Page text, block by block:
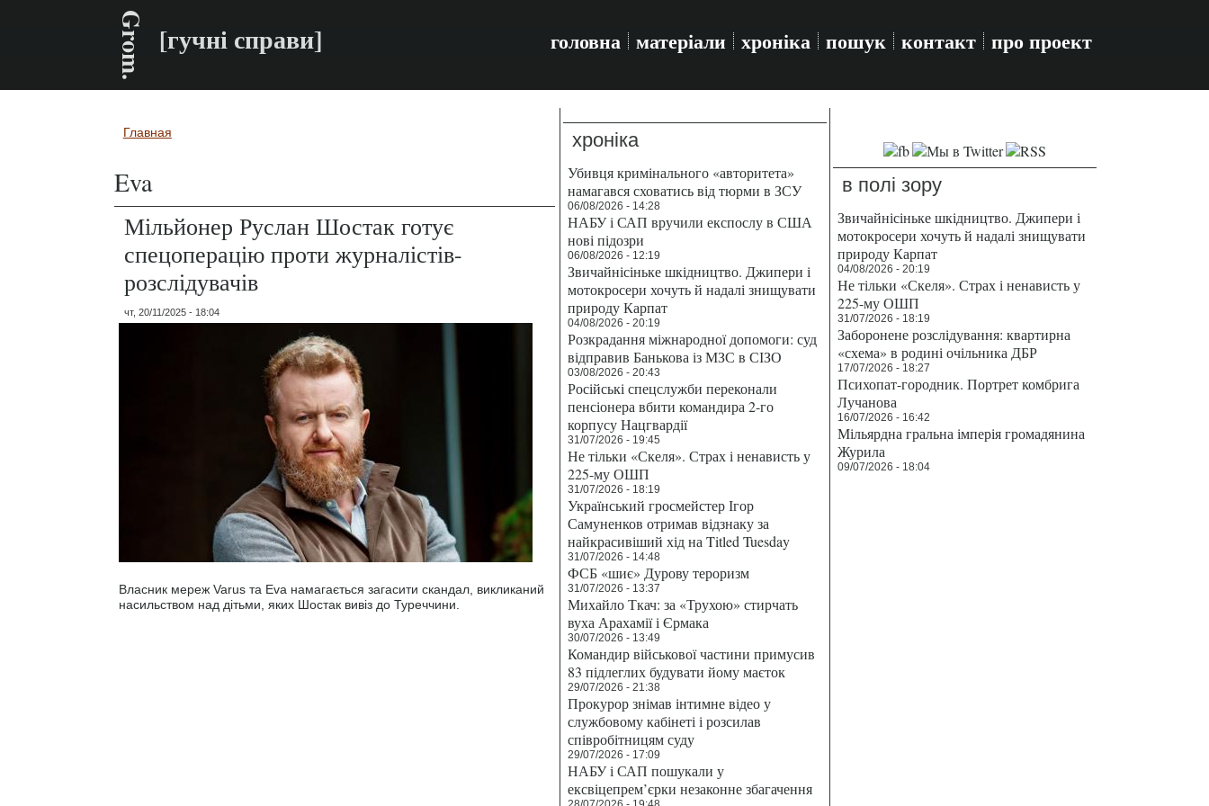
Grom. [гучні справи] головна матеріали хроніка пошук контакт про проект
Вы здесь
Главная
Eva
Мільйонер Руслан Шостак готує
спецоперацію проти журналістів-
розслідувачів
чт, 20/11/2025 - 18:04
Власник мереж Varus та Eva намагається загасити скандал, викликаний
насильством над дітьми, яких Шостак вивіз до Туреччини.
хроніка
Убивця кримінального «авторитета»
намагався сховатись від тюрми в ЗСУ
06/08/2026 - 14:28
НАБУ і САП вручили експослу в США
нові підозри
06/08/2026 - 12:19
Звичайнісіньке шкідництво. Джипери і
мотокросери хочуть й надалі знищувати
природу Карпат
04/08/2026 - 20:19
Розкрадання міжнародної допомоги: суд
відправив Банькова із МЗС в СІЗО
03/08/2026 - 20:43
Російські спецслужби переконали
пенсіонера вбити командира 2-го
корпусу Нацгвардії
31/07/2026 - 19:45
Не тільки «Скеля». Страх і ненависть у
225-му ОШП
31/07/2026 - 18:19
Український гросмейстер Ігор
Самуненков отримав відзнаку за
найкрасивіший хід на Titled Tuesday
31/07/2026 - 14:48
ФСБ «шиє» Дурову тероризм
31/07/2026 - 13:37
Михайло Ткач: за «Трухою» стирчать
вуха Арахамії і Єрмака
30/07/2026 - 13:49
Командир військової частини примусив
83 підлеглих будувати йому маєток
29/07/2026 - 21:38
Прокурор знімав інтимне відео у
службовому кабінеті і розсилав
співробітницям суду
29/07/2026 - 17:09
НАБУ і САП пошукали у
ексвіцепрем’єрки незаконне збагачення
в полі зору
Звичайнісіньке шкідництво. Джипери і
мотокросери хочуть й надалі знищувати
природу Карпат
04/08/2026 - 20:19
Не тільки «Скеля». Страх і ненависть у
225-му ОШП
31/07/2026 - 18:19
Заборонене розслідування: квартирна
«схема» в родині очільника ДБР
17/07/2026 - 18:27
Психопат-городник. Портрет комбрига
Лучанова
16/07/2026 - 16:42
Мільярдна гральна імперія громадянина
Журила
09/07/2026 - 18:04